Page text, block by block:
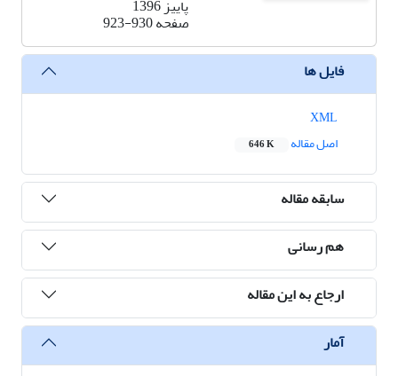
پاییز 1396
صفحه923-930
فایل ها
اصل مقاله
646 K
سابقه مقاله
هم رسانی
ارجاع به این مقاله
آمار